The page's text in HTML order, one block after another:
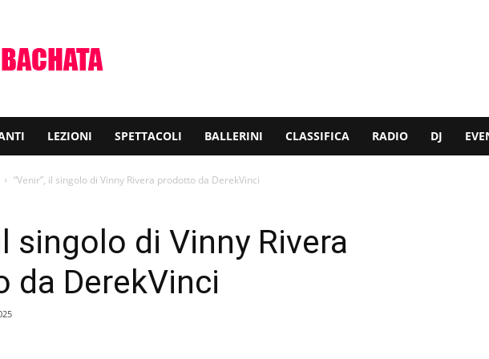
LEZIONI SPETTACOLI BALLERINI CLASSIFICA RADIO DJ
“Venir”, il singolo di Vinny Rivera prodotto da DerekVinci
singolo di Vinny Rivera
da DerekVinci